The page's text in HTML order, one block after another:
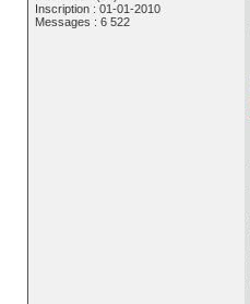
Inscription : 01-01-2010
Messages : 6 522